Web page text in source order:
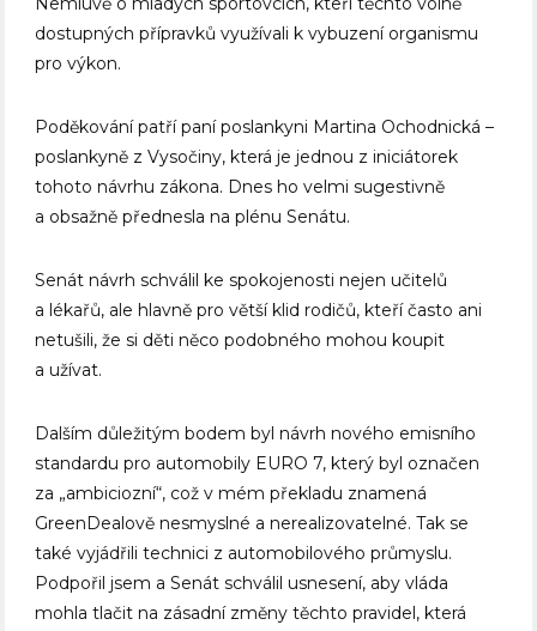
dostupných přípravků využívali k vybuzení organismu
pro výkon.
Poděkování patří paní poslankyni Martina Ochodnická –
poslankyně z Vysočiny, která je jednou z iniciátorek
tohoto návrhu zákona. Dnes ho velmi sugestivně
a obsažně přednesla na plénu Senátu.
Senát návrh schválil ke spokojenosti nejen učitelů
a lékařů, ale hlavně pro větší klid rodičů, kteří často ani
netušili, že si děti něco podobného mohou koupit
a užívat.
Dalším důležitým bodem byl návrh nového emisního
standardu pro automobily EURO 7, který byl označen
za „ambiciozní“, což v mém překladu znamená
GreenDealově nesmyslné a nerealizovatelné. Tak se
také vyjádřili technici z automobilového průmyslu.
Podpořil jsem a Senát schválil usnesení, aby vláda
mohla tlačit na zásadní změny těchto pravidel, která